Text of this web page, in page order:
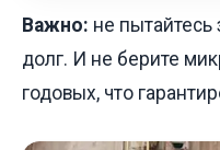
Важно: не пытайтесь
долг. И не берите
годовых, что